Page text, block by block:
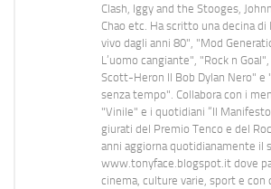
Clash, Iggy and the Stooges,
Chao etc. Ha scritto una decina
vivo dagli anni 80", "Mod
L’uomo cangiante", "Rock n
Scott-Heron Il Bob Dylan Nero" e
senza tempo". Collabora con i
"Vinile" e i quotidiani “Il
giurati del Premio Tenco e del
anni aggiorna quotidianamente il
www.tonyface.blogspot.it dove
cinema, culture varie, sport e con